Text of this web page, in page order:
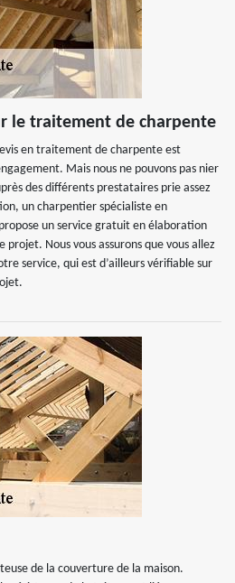
le traitement de charpente
en traitement de charpente est
Mais nous ne pouvons pas nier
des différents prestataires prie assez
un charpentier spécialiste en
un service gratuit en élaboration
Nous vous assurons que vous allez
service, qui est d’ailleurs vérifiable sur
de la couverture de la maison.